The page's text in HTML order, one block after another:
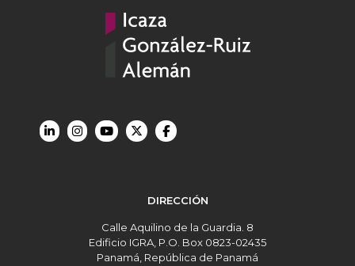
DIRECCIÓN
Calle Aquilino de la Guardia. 8
Edificio IGRA, P.O. Box 0823-02435
Panamá, República de Panamá